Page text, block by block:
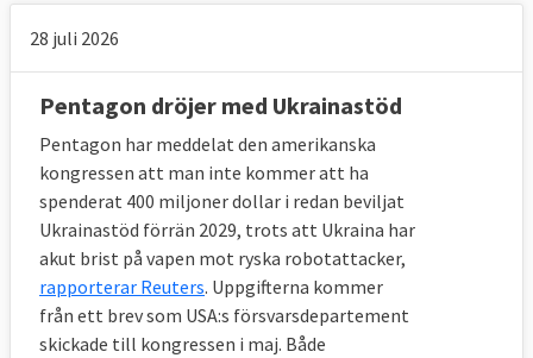
28 juli 2026
Pentagon dröjer med Ukrainastöd
Pentagon har meddelat den amerikanska
kongressen att man inte kommer att ha
spenderat 400 miljoner dollar i redan beviljat
Ukrainastöd förrän 2029, trots att Ukraina har
akut brist på vapen mot ryska robotattacker,
rapporterar Reuters. Uppgifterna kommer
från ett brev som USA:s försvarsdepartement
skickade till kongressen i maj. Både